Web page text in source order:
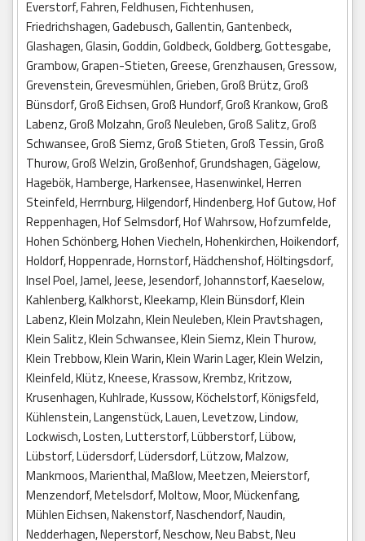
Everstorf, Fahren, Feldhusen, Fichtenhusen,
Friedrichshagen, Gadebusch, Gallentin, Gantenbeck,
Glashagen, Glasin, Goddin, Goldbeck, Goldberg, Gottesgabe,
Grambow, Grapen-Stieten, Greese, Grenzhausen, Gressow,
Grevenstein, Grevesmühlen, Grieben, Groß Brütz, Groß
Bünsdorf, Groß Eichsen, Groß Hundorf, Groß Krankow, Groß
Labenz, Groß Molzahn, Groß Neuleben, Groß Salitz, Groß
Schwansee, Groß Siemz, Groß Stieten, Groß Tessin, Groß
Thurow, Groß Welzin, Großenhof, Grundshagen, Gägelow,
Hagebök, Hamberge, Harkensee, Hasenwinkel, Herren
Steinfeld, Herrnburg, Hilgendorf, Hindenberg, Hof Gutow, Hof
Reppenhagen, Hof Selmsdorf, Hof Wahrsow, Hofzumfelde,
Hohen Schönberg, Hohen Viecheln, Hohenkirchen, Hoikendorf,
Holdorf, Hoppenrade, Hornstorf, Hädchenshof, Höltingsdorf,
Insel Poel, Jamel, Jeese, Jesendorf, Johannstorf, Kaeselow,
Kahlenberg, Kalkhorst, Kleekamp, Klein Bünsdorf, Klein
Labenz, Klein Molzahn, Klein Neuleben, Klein Pravtshagen,
Klein Salitz, Klein Schwansee, Klein Siemz, Klein Thurow,
Klein Trebbow, Klein Warin, Klein Warin Lager, Klein Welzin,
Kleinfeld, Klütz, Kneese, Krassow, Krembz, Kritzow,
Krusenhagen, Kuhlrade, Kussow, Köchelstorf, Königsfeld,
Kühlenstein, Langenstück, Lauen, Levetzow, Lindow,
Lockwisch, Losten, Lutterstorf, Lübberstorf, Lübow,
Lübstorf, Lüdersdorf, Lüdersdorf, Lützow, Malzow,
Mankmoos, Marienthal, Maßlow, Meetzen, Meierstorf,
Menzendorf, Metelsdorf, Moltow, Moor, Mückenfang,
Mühlen Eichsen, Nakenstorf, Naschendorf, Naudin,
Nedderhagen, Neperstorf, Neschow, Neu Babst, Neu